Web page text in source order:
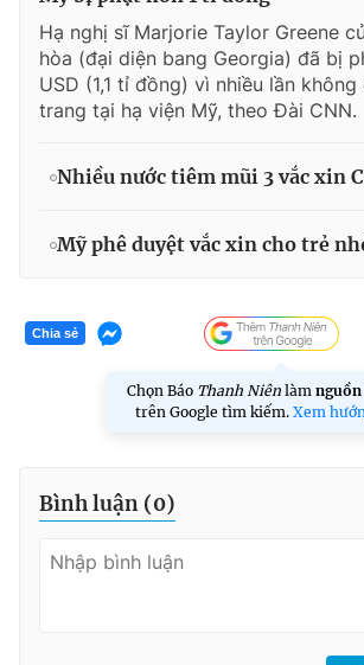
Hạ nghị sĩ Marjorie Taylor Greene
hòa (đại diện bang Georgia) đã bị
USD (1,1 tỉ đồng) vì nhiều lần không
trang tại hạ viện Mỹ, theo Đài CNN.
Nhiều nước tiêm mũi 3 vắc xin
Mỹ phê duyệt vắc xin cho trẻ
Chia sẻ
Chọn Báo Thanh Niên làm
trên Google tìm kiếm. Xem
Bình luận (0)